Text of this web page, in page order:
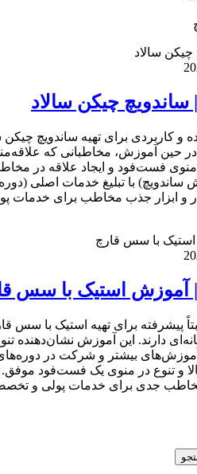
چیکن سالاد
کاربردی برای تهیه ساندویچ چیکن
حین آموزش، مخاطبانی که
فست‌فود و ایجاد علاقه در
ساندویچ) با تبلیغ خدمات اصلی
و ابزار جذب مخاطب برای
آموزش استیک با سس
پیشرفته برای تهیه استیک با سس
دارند. این آموزش
بیشتر و شرکت در
و تنوع در منوی یک فست‌فود موفق.
مخاطب جدی برای خدمات پولی و